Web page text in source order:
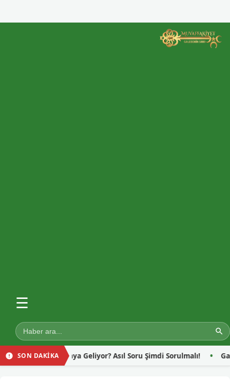
☰
SON DAKİKA
Bir Araya Geliyor? Asıl Soru Şimdi Sorulmalı! Gazze’de